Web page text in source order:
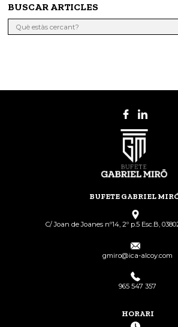
BUSCAR ARTICLES
BUFETE GABRIEL
C/ Joan de Joanes nº14, 2º p.5 Esc.B,
gmiro@ica-alcoy.com
965 547 357
HORARI